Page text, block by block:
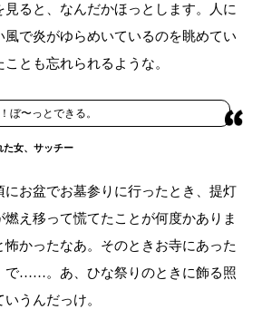
ると、なんだかほっとします。人に
風で炎がゆらめいているのを眺めてい
とも忘れられるような。
ぼ〜っとできる。
た女、サッチー
にお盆でお墓参りに行ったとき、提灯
燃え移って慌てたことが何度かありま
怖かったなあ。そのときお寺にあった
で……。あ、ひな祭りのときに飾る照
うんだっけ。